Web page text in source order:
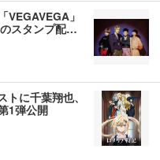
」
スタンプ配…
に千葉翔也、
1弾公開